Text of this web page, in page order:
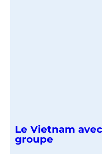
Le Vietnam
groupe